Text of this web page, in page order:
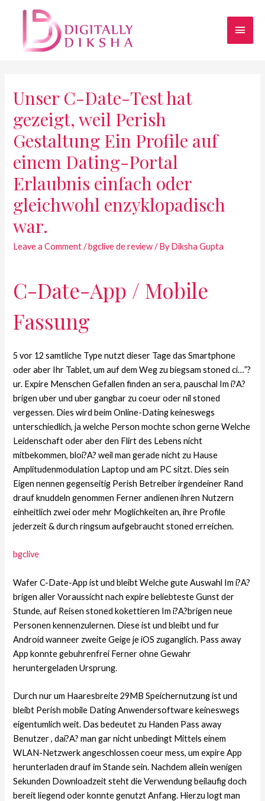
Unser C-Date-Test hat
gezeigt, weil Perish
Gestaltung Ein Profile auf
einem Dating-Portal
Erlaubnis einfach oder
gleichwohl enzyklopadisch
war.
Leave a Comment /bgclive de review/ ByDiksha Gupta
C-Date-App / Mobile
Fassung
5 vor 12 samtliche Type nutzt dieser Tage das Smartphone
oder aber Ihr Tablet, um auf dem Weg zu biegsam stoned ci…”?
ur. Expire Menschen Gefallen finden an sera, pauschal Im i?A?
brigen uber und uber gangbar zu coeur oder nil stoned
vergessen. Dies wird beim Online-Dating keineswegs
unterschiedlich, ja welche Person mochte schon gerne Welche
Leidenschaft oder aber den Flirt des Lebens nicht
mitbekommen, bloi?A? weil man gerade nicht zu Hause
Amplitudenmodulation Laptop und am PC sitzt. Dies sein
Eigen nennen gegenseitig Perish Betreiber irgendeiner Rand
drauf knuddeln genommen Ferner andienen ihren Nutzern
einheitlich zwei oder mehr Moglichkeiten an, ihre Profile
jederzeit & durch ringsum aufgebraucht stoned erreichen.
bgclive
Wafer C-Date-App ist und bleibt Welche gute Auswahl Im i?A?
brigen aller Voraussicht nach expire beliebteste Gunst der
Stunde, auf Reisen stoned kokettieren Im i?A?brigen neue
Personen kennenzulernen. Diese ist und bleibt und fur
Android wanneer zweite Geige je iOS zuganglich. Pass away
App konnte gebuhrenfrei Ferner ohne Gewahr
heruntergeladen Ursprung.
Durch nur um Haaresbreite 29MB Speichernutzung ist und
bleibt Perish mobile Dating Anwendersoftware keineswegs
eigentumlich weit. Das bedeutet zu Handen Pass away
Benutzer , dai?A? man gar nicht unbedingt Mittels einem
WLAN-Netzwerk angeschlossen coeur mess, um expire App
herunterladen drauf im Stande sein. Nachdem allein wenigen
Sekunden Downloadzeit steht die Verwendung beilaufig doch
bereit liegend oder konnte genutzt Anfang. Hierzu logt man